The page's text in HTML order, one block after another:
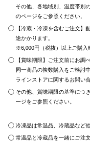
その他、各地域別、温度帯別
のページをご参照ください。
【冷蔵・冷凍を含むご注文】
途かかります。
※6,000円（税抜）以上ご購入
【賞味期限】ご注文前にお調
同一商品の複数購入をご検討
ラインストアに関するお問い
その他、賞味期限の基準につ
ージをご参照ください。
冷凍品は常温品、冷蔵品など
常温品と冷蔵品を一緒にご注